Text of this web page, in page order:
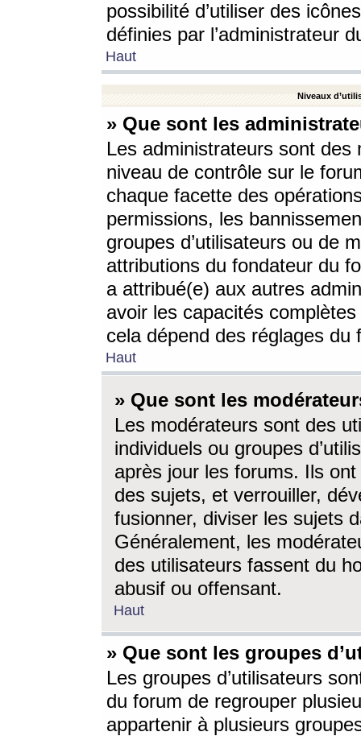
possibilité d’utiliser des
définies par l’administrateur
Haut
Niveaux
» Que sont les
Les administrateurs sont
niveau de contrôle sur le
chaque facette des
permissions, les
groupes d’utilisateurs ou de
attributions du fondateur du
a attribué(e) aux autres
avoir les capacités
cela dépend des réglages du
Haut
» Que sont les
Les modérateurs sont des
individuels ou groupes
après jour les forums. Ils ont
des sujets, et verrouiller,
fusionner, diviser les sujets
Généralement, les
des utilisateurs fassent du
abusif ou offensant.
Haut
» Que sont les groupes
Les groupes d’utilisateurs
du forum de regrouper
appartenir à plusieurs